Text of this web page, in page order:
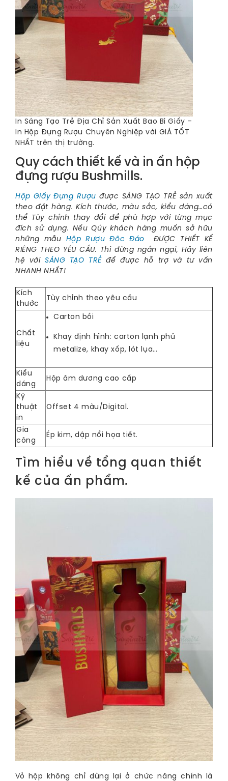
In Sáng Tạo Trẻ Địa Chỉ Sản Xuất Bao Bì Giấy –
In Hộp Đựng Rượu Chuyên Nghiệp với GIÁ TỐT
NHẤT trên thị trường.
Quy cách thiết kế và in ấn hộp
đựng rượu Bushmills.
Hộp Giấy Đựng Rượu được SÁNG TẠO TRẺ sản xuất
theo đặt hàng. Kích thước, màu sắc, kiểu dáng…có
thể Tùy chỉnh thay đổi để phù hợp với từng mục
đích sử dụng. Nếu Qúy khách hàng muốn sở hữu
những mẫu Hộp Rượu Đôc Đáo
ĐƯỢC THIẾT KẾ
RIÊNG THEO YÊU CẦU. Thì đừng ngần ngại, Hãy liên
hệ với SÁNG TẠO TRẺđể được hỗ trợ và tư vấn
NHANH NHẤT!
Kích
thước
Tùy chỉnh theo yêu cầu
Chất
liệu
Carton bồi
Khay định hình: carton lạnh phủ
metalize, khay xốp, lót lụa…
Kiểu
dáng
Hộp âm dương cao cấp
Kỹ
thuật
in
Offset 4 màu/Digital.
Gia
công
Ép kim, dập nổi họa tiết.
Tìm hiểu về tổng quan thiết
kế của ấn phẩm.
Vỏ hộp không chỉ dừng lại ở chức năng chính là